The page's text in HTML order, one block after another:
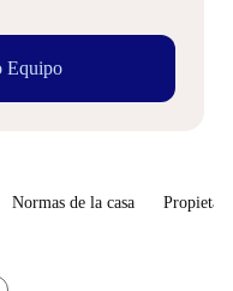
Equipo
Normas de la casa